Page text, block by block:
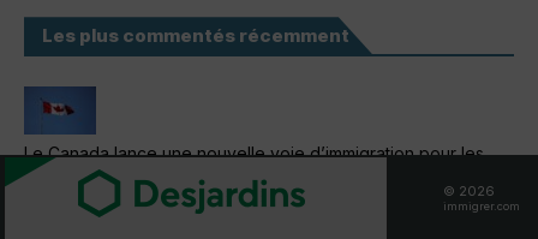
Les plus commentés récemment
Le Canada lance une nouvelle voie d’immigration pour les
francophones
8 comments| 178 views
© 2026
immigrer.com